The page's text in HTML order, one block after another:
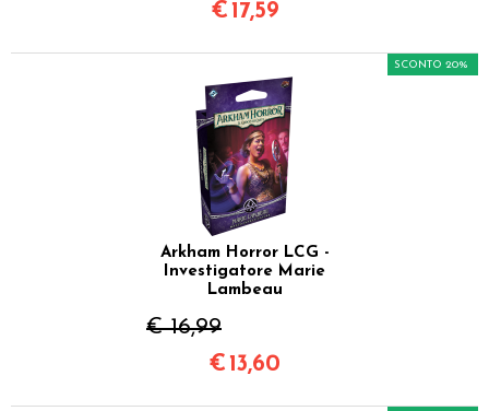
€ 17,59
Arkham Horror LCG -
Investigatore Marie
Lambeau
€ 16,99
SCONTO 20%
€ 13,60